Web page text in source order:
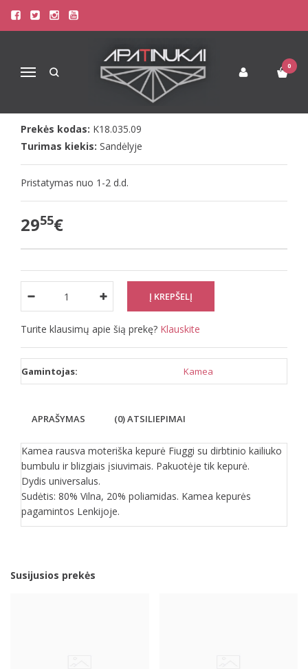
Navigacija
0
Pagrindinis Drabužiai
Kamea rausva moteriška kepurė Fiuggi
KAMEA RAUSVA MOTERIŠKA
KEPURĖ FIUGGI
Prekės kodas: K18.035.09
Turimas kiekis: Sandėlyje
Pristatymas nuo 1-2 d.d.
2955€
Turite klausimų apie šią prekę? Klauskite
Gamintojas: Kamea
APRAŠYMAS (0) ATSILIEPIMAI
Kamea rausva moteriška kepurė Fiuggi su dirbtinio kailiuko
bumbulu ir blizgiais įsiuvimais. Pakuotėje tik kepurė.
Dydis universalus.
Sudėtis: 80% Vilna, 20% poliamidas. Kamea kepurės
pagamintos Lenkijoje.
Susijusios prekės